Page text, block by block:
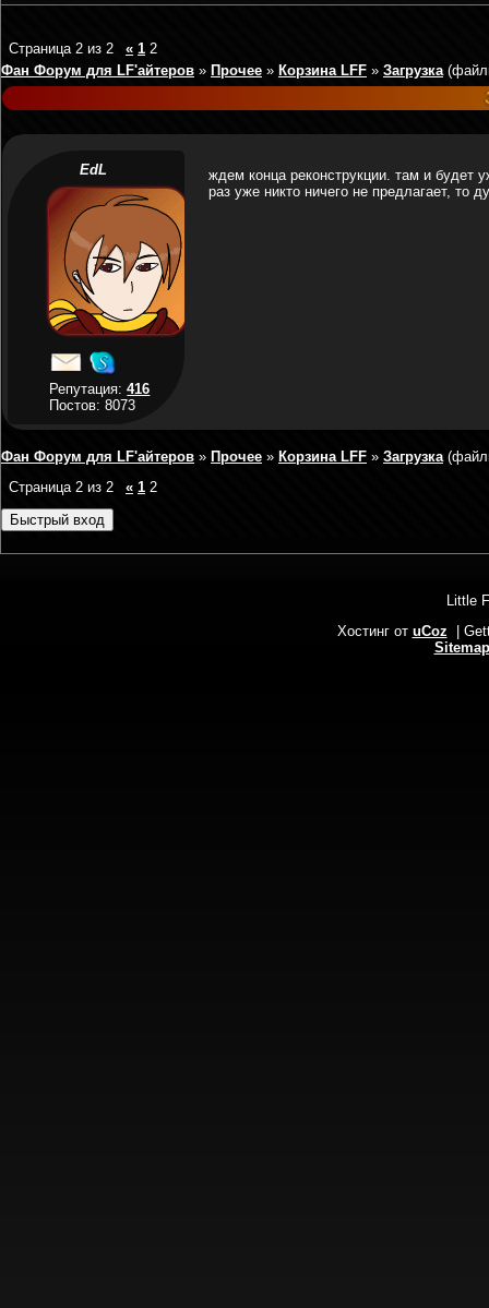
Страница 2 из 2 « 1 2
Фан Форум для LF'айтеров » Прочее » Корзина LFF » Загрузка
EdL
Репутация:416
Постов: 8073
ждем конца реконструкции. там и будет
раз уже никто ничего не предлагает, то
Фан Форум для LF'айтеров » Прочее » Корзина LFF » Загрузка
Страница 2 из 2 « 1 2
Little
Хостинг от uCoz
|